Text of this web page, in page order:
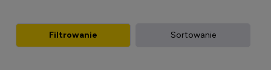
Filtrowanie Sortowanie